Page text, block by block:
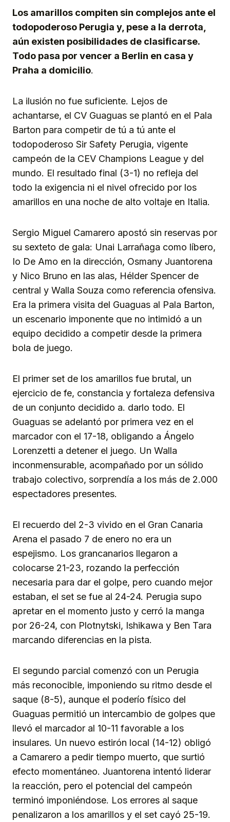
Los amarillos compiten sin complejos ante el
todopoderoso Perugia y, pese a la derrota,
aún existen posibilidades de clasificarse.
Todo pasa por vencer a Berlin en casa y
Praha a domicilio.
La ilusión no fue suficiente. Lejos de
achantarse, el CV Guaguas se plantó en el Pala
Barton para competir de tú a tú ante el
todopoderoso Sir Safety Perugia, vigente
campeón de la CEV Champions League y del
mundo. El resultado final (3-1) no refleja del
todo la exigencia ni el nivel ofrecido por los
amarillos en una noche de alto voltaje en Italia.
Sergio Miguel Camarero apostó sin reservas por
su sexteto de gala: Unai Larrañaga como líbero,
Io De Amo en la dirección, Osmany Juantorena
y Nico Bruno en las alas, Hélder Spencer de
central y Walla Souza como referencia ofensiva.
Era la primera visita del Guaguas al Pala Barton,
un escenario imponente que no intimidó a un
equipo decidido a competir desde la primera
bola de juego.
El primer set de los amarillos fue brutal, un
ejercicio de fe, constancia y fortaleza defensiva
de un conjunto decidido a. darlo todo. El
Guaguas se adelantó por primera vez en el
marcador con el 17-18, obligando a Ángelo
Lorenzetti a detener el juego. Un Walla
inconmensurable, acompañado por un sólido
trabajo colectivo, sorprendía a los más de 2.000
espectadores presentes.
El recuerdo del 2-3 vivido en el Gran Canaria
Arena el pasado 7 de enero no era un
espejismo. Los grancanarios llegaron a
colocarse 21-23, rozando la perfección
necesaria para dar el golpe, pero cuando mejor
estaban, el set se fue al 24-24. Perugia supo
apretar en el momento justo y cerró la manga
por 26-24, con Plotnytski, Ishikawa y Ben Tara
marcando diferencias en la pista.
El segundo parcial comenzó con un Perugia
más reconocible, imponiendo su ritmo desde el
saque (8-5), aunque el poderío físico del
Guaguas permitió un intercambio de golpes que
llevó el marcador al 10-11 favorable a los
insulares. Un nuevo estirón local (14-12) obligó
a Camarero a pedir tiempo muerto, que surtió
efecto momentáneo. Juantorena intentó liderar
la reacción, pero el potencial del campeón
terminó imponiéndose. Los errores al saque
penalizaron a los amarillos y el set cayó 25-19.